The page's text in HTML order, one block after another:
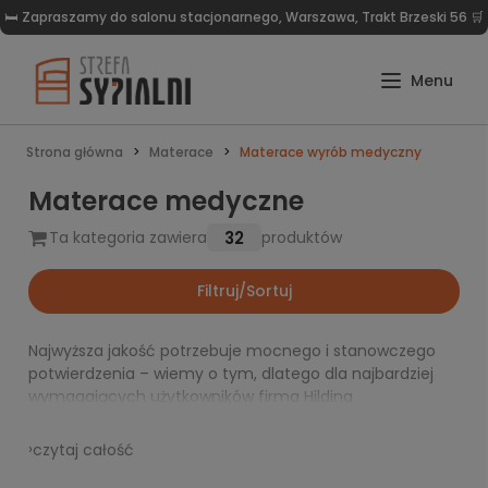
🛏️ Zapraszamy do salonu stacjonarnego, Warszawa, Trakt Brzeski 56 🛒
Strona główna Materace Materace wyrób medyczny
Materace medyczne
Ta kategoria zawiera 32 produktów
Filtruj/Sortuj
Najwyższa jakość potrzebuje mocnego i stanowczego
potwierdzenia – wiemy o tym, dlatego dla najbardziej
wymagających użytkowników firma Hilding
szereg restrykcyjnych testów i medycznych badań
uzyskały status produktów medycznych. Wybierając
›czytaj całość